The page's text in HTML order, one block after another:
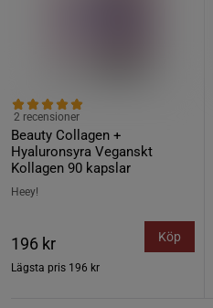
Beauty Collagen +
Hyaluronsyra Veganskt
Kollagen 90 kapslar
2 recensioner
Heey!
196 kr
Lägsta pris 196 kr
Köp